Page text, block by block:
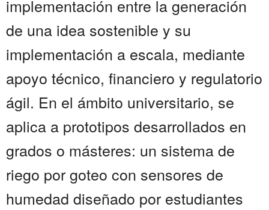
implementación entre la generación
de una idea sostenible y su
implementación a escala, mediante
apoyo técnico, financiero y regulatorio
ágil. En el ámbito universitario, se
aplica a prototipos desarrollados en
grados o másteres: un sistema de
riego por goteo con sensores de
humedad diseñado por estudiantes